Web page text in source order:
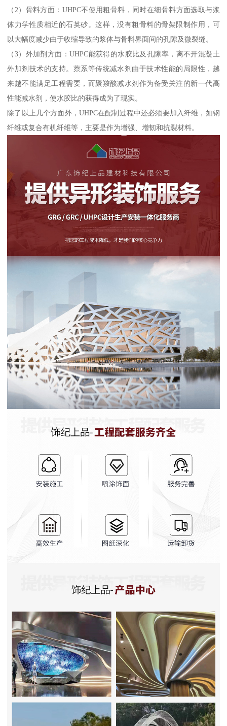
（2）骨料方面：UHPC不使用粗骨料，同时在细骨料方面选取与浆
体力学性质相近的石英砂。这样，没有粗骨料的骨架限制作用，可
以大幅度减少由于收缩导致的浆体与骨料界面间的孔隙及微裂缝。
（3）外加剂方面：UHPC能获得的水胶比及孔隙率，离不开混凝土
外加剂技术的支持。萘系等传统减水剂由于技术性能的局限性，越
来越不能满足工程需要，而聚羧酸减水剂作为备受关注的新一代高
性能减水剂，使水胶比的获得成为了现实。
除了以上几个方面外，UHPC在配制过程中还必须要加入纤维，如钢
纤维或复合有机纤维等，主要是作为增强、增韧和抗裂材料。